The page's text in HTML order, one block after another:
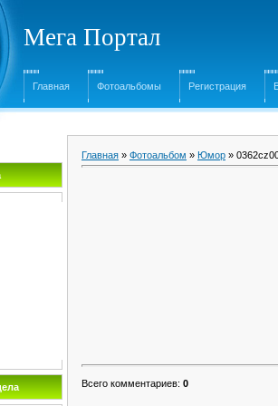
Мега Портал
Главная Фотоальбомы Регистрация
Главная » Фотоальбом » Юмор »
Всего комментариев: 0